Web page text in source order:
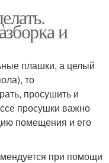
и
плашки, а целый
то
просушить и
просушки важно
помещения и его
при помощи